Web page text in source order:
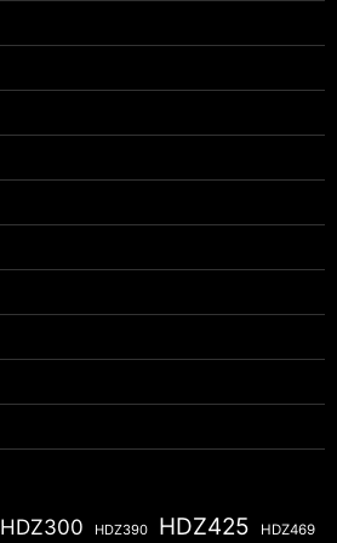
HDZ300 HDZ390 HDZ425 HDZ469